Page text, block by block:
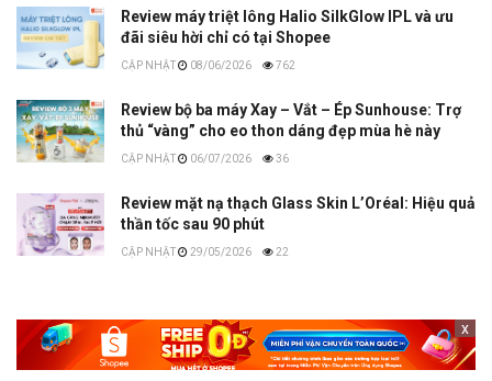
Review máy triệt lông Halio SilkGlow IPL và ưu
đãi siêu hời chỉ có tại Shopee
08/06/2026 762
Review bộ ba máy Xay – Vắt – Ép Sunhouse: Trợ
thủ “vàng” cho eo thon dáng đẹp mùa hè này
06/07/2026 36
Review mặt nạ thạch Glass Skin L’Oréal: Hiệu quả
thần tốc sau 90 phút
29/05/2026 22
x